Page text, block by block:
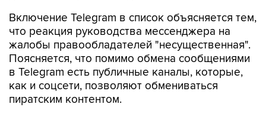
Включение Telegram в список объясняется тем,
что реакция руководства мессенджера на
жалобы правообладателей "несущественная".
Поясняется, что помимо обмена сообщениями
в Telegram есть публичные каналы, которые,
как и соцсети, позволяют обмениваться
пиратским контентом.